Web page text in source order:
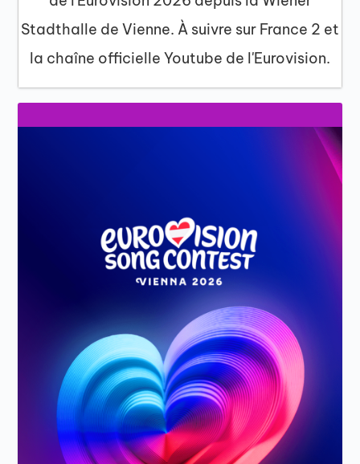
Stadthalle de Vienne. À suivre sur France 2 et
la chaîne officielle Youtube de l'Eurovision.